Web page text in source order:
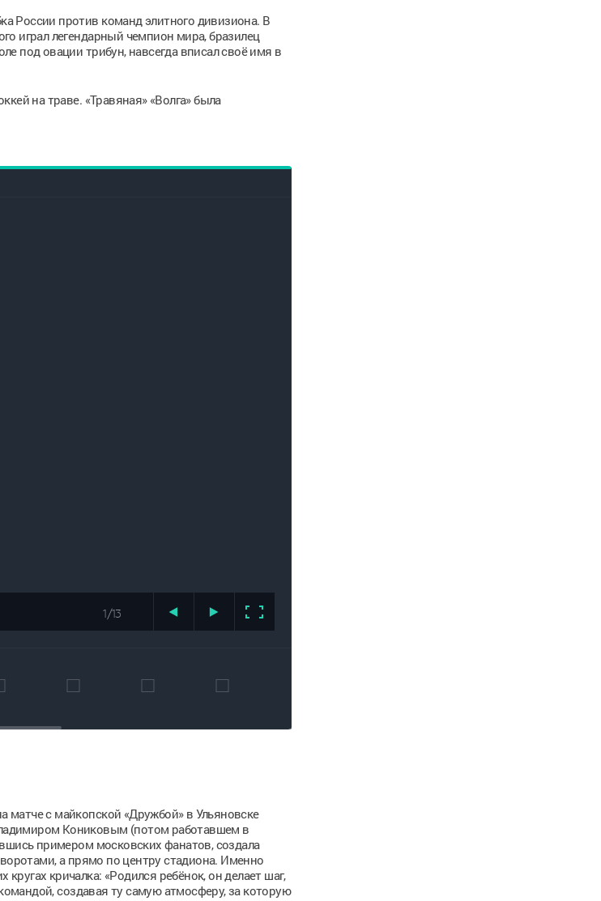
России против команд элитного дивизиона. В
играл легендарный чемпион мира, бразилец
под овации трибун, навсегда вписал своё имя в
на траве. «Травяная» «Волга» была
1/13
матче с майкопской «Дружбой» в Ульяновске
Кониковым (потом работавшем в
примером московских фанатов, создала
а прямо по центру стадиона. Именно
кричалка: «Родился ребёнок, он делает шаг,
создавая ту самую атмосферу, за которую